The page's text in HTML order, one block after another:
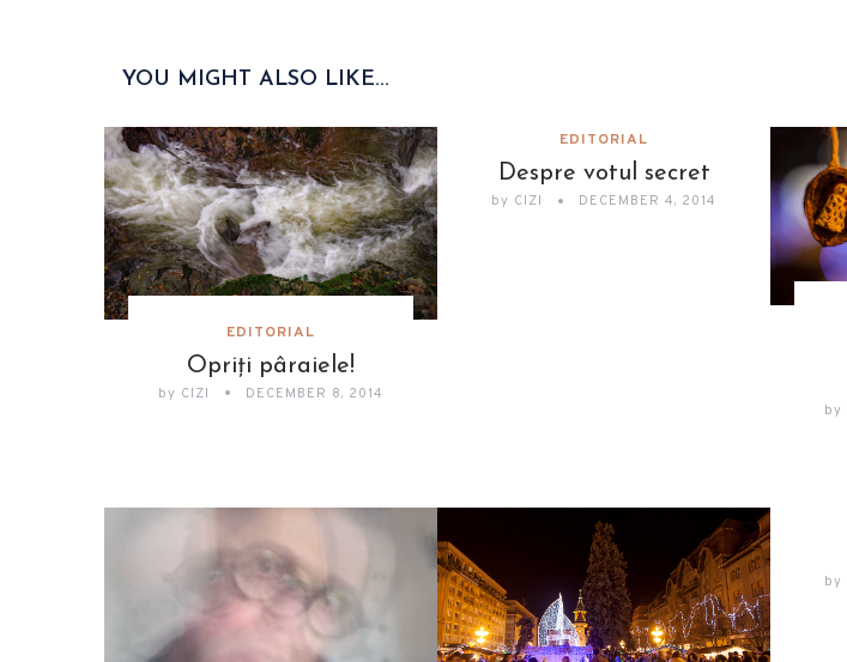
YOU MIGHT ALSO LIKE...
EDITORIAL
Opriți pâraiele!
by CIZI DECEMBER 8, 2014
EDITORIAL
Despre votul secret
by CIZI DECEMBER 4, 2014
by
by